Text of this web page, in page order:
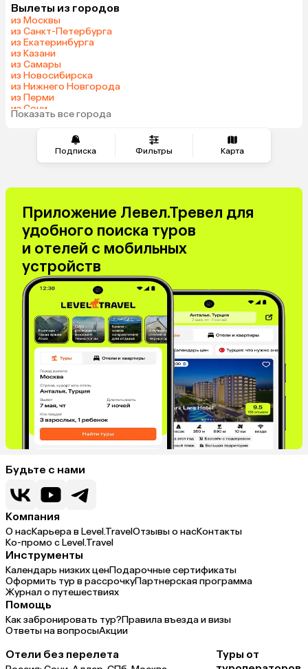
Подписка Фильтры Карта
Вылеты из городов
из Москвы
из Санкт-Петербурга
из Екатеринбурга
из Казани
из Самары
из Новосибирска
из Нижнего Новгорода
из Перми
из Сочи
из Челябинска
Показать все города
Приложение Левел.Тревел для
удобного поиска туров
и отелей с мобильных
устройств
Будьте с нами
Компания
О насКарьера в Level.TravelОтзывы о насКонтакты
Ко-промо с Level.Travel
Инструменты
Календарь низких ценПодарочные сертификаты
Оформить тур в рассрочкуПартнерская программа
Журнал о путешествиях
Помощь
Как забронировать тур?Правила въезда и визы
Ответы на вопросыАкции
Отели без перелета
Туры от